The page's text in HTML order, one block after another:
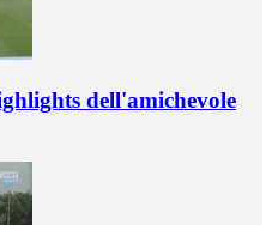
dell'amichevole